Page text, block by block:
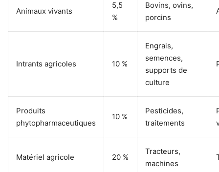
Animaux vivants
5,5
%
Bovins, ovins,
porcins
Intrants agricoles 10 %
Engrais,
semences,
supports de
culture
Produits
phytopharmaceutiques
10 %
Pesticides,
traitements
Matériel agricole 20 %
Tracteurs,
machines